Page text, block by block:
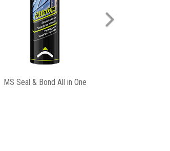
Espuma Poliuretano Manual B3